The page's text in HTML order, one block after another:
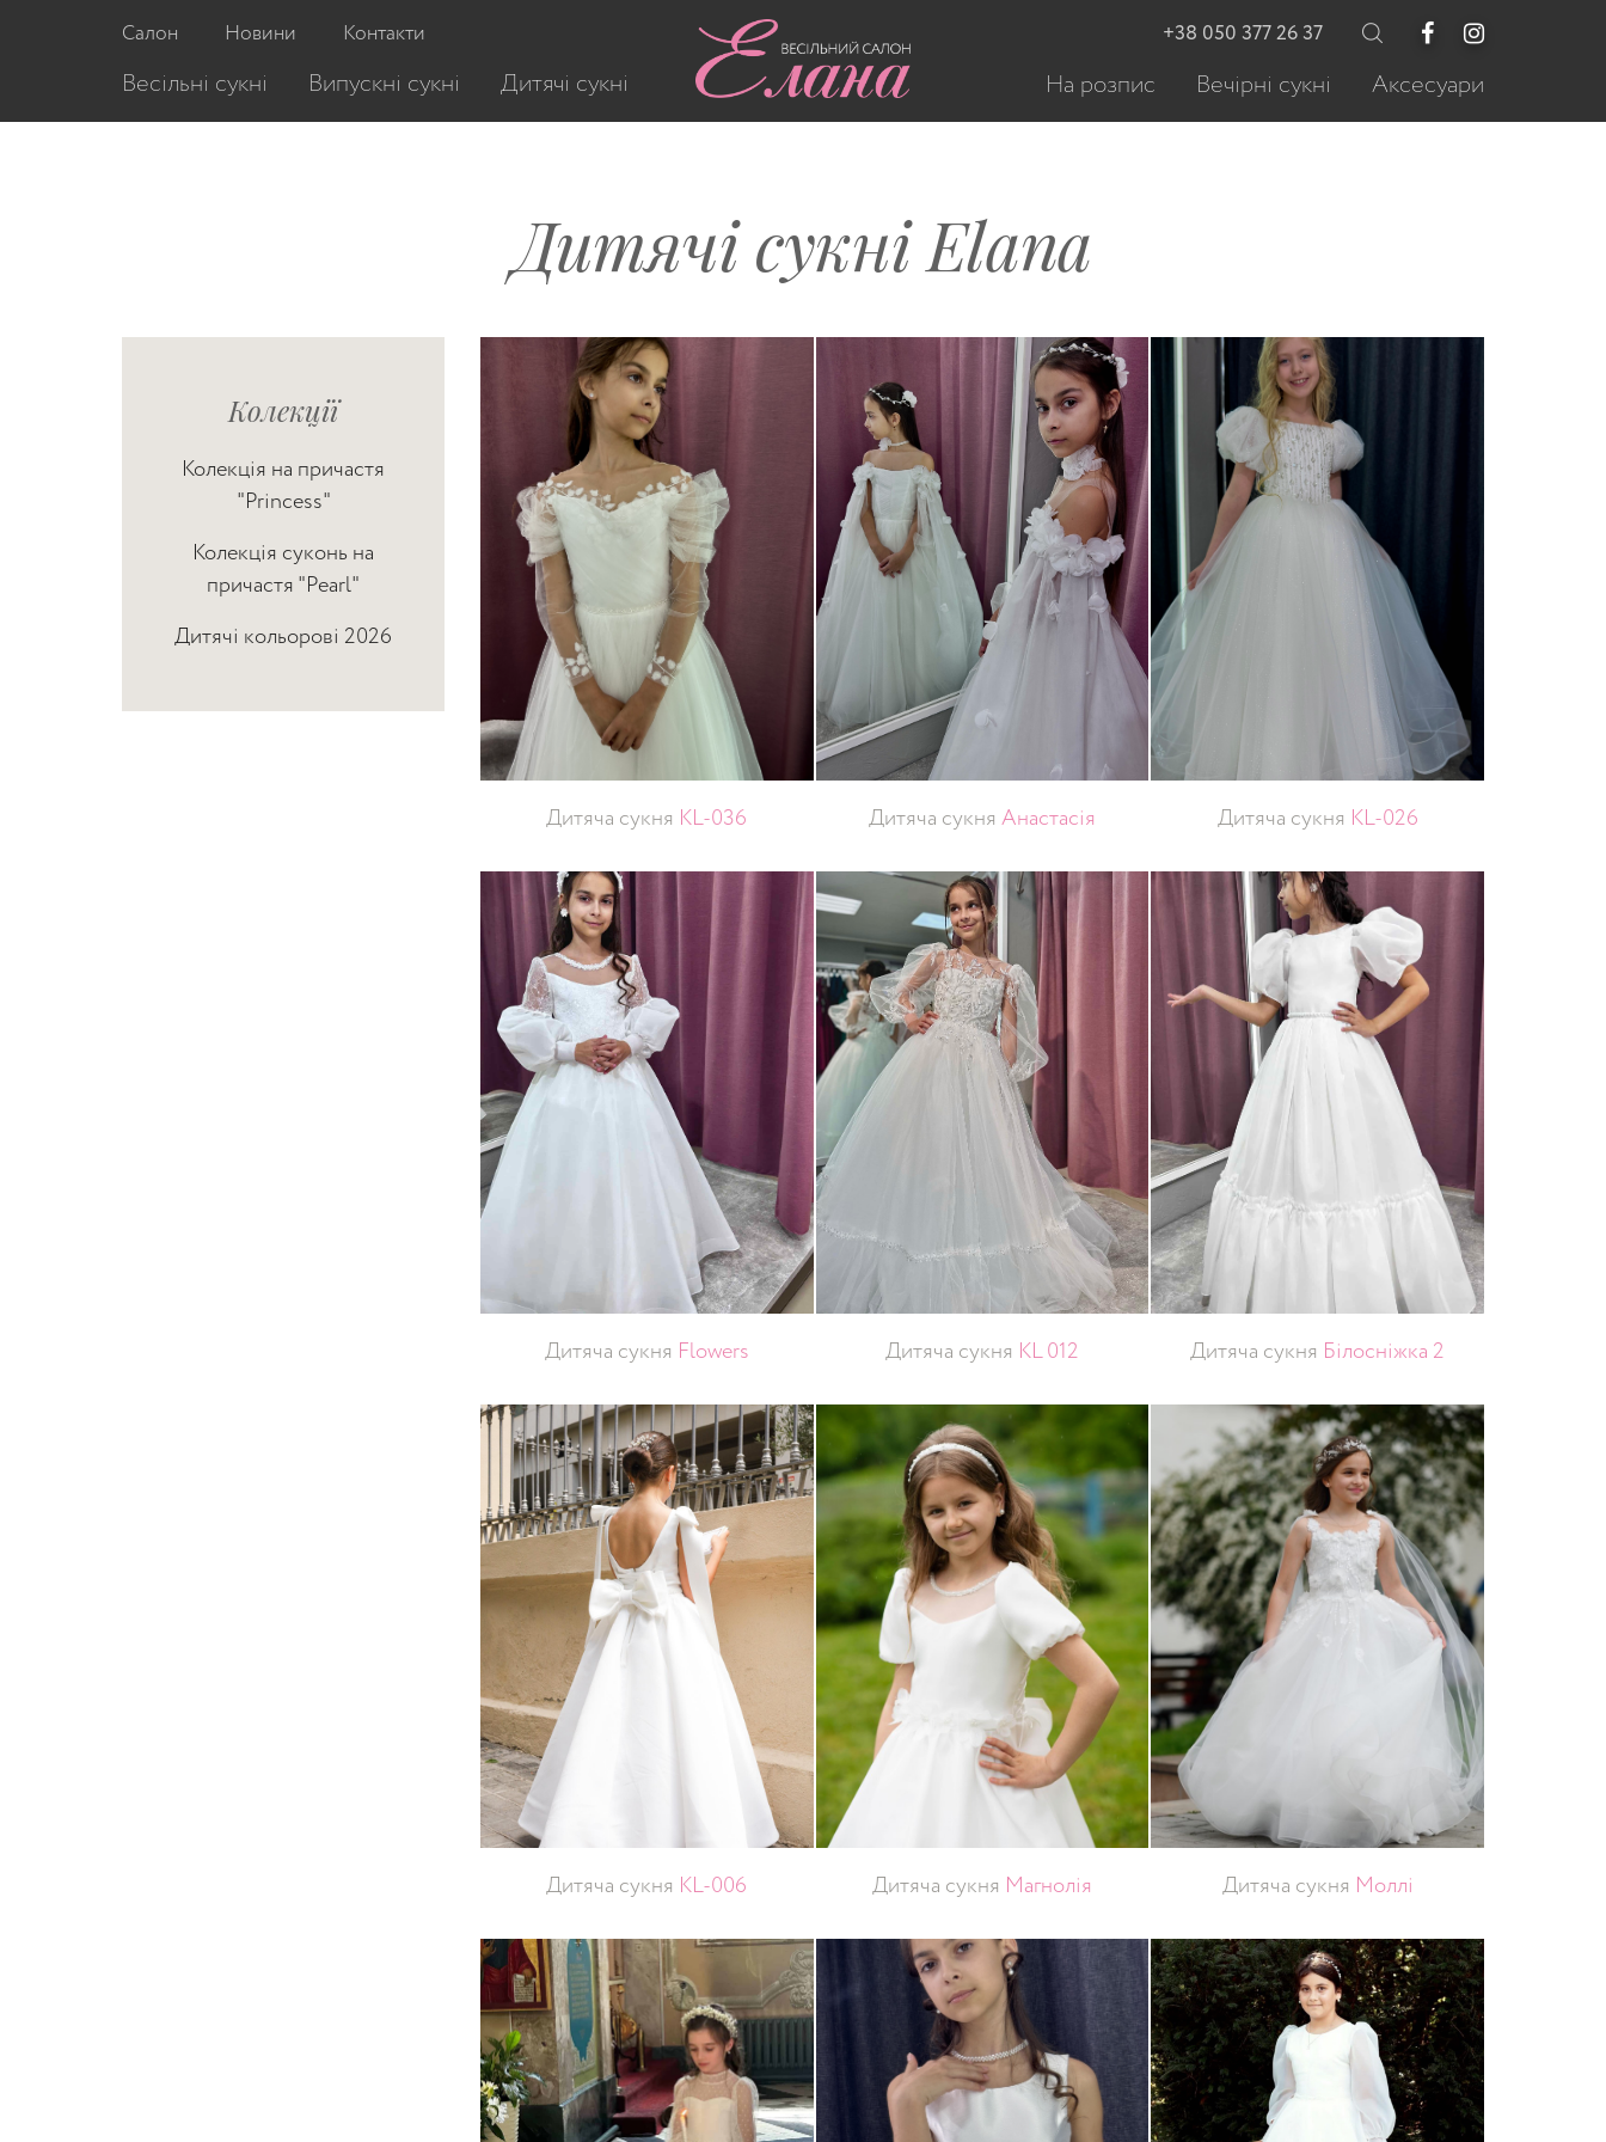
Салон Новини Контакти
Весільні сукні Випускні сукні Дитячі сукні
+38 050 377 26 37
На розпис Вечірні сукні Аксесуари
Дитячі сукні Elana
Колекції
Колекція на причастя
"Princess"
Колекція суконь на
причастя "Pearl"
Дитячі кольорові 2026
Дитяча сукня KL-036 Дитяча сукня Анастасія Дитяча сукня KL-026
Дитяча сукня Flowers Дитяча сукня KL 012 Дитяча сукня Білосніжка 2
Дитяча сукня KL-006 Дитяча сукня Магнолія Дитяча сукня Моллі